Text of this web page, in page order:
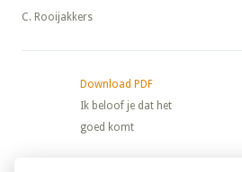
​​​​​​​C. Rooijakkers
Download PDF
Ik beloof je dat het
goed komt